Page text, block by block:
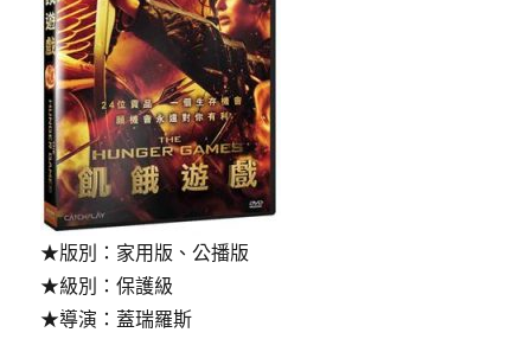
★版別：家用版、公播版
★級別：保護級
★導演：蓋瑞羅斯